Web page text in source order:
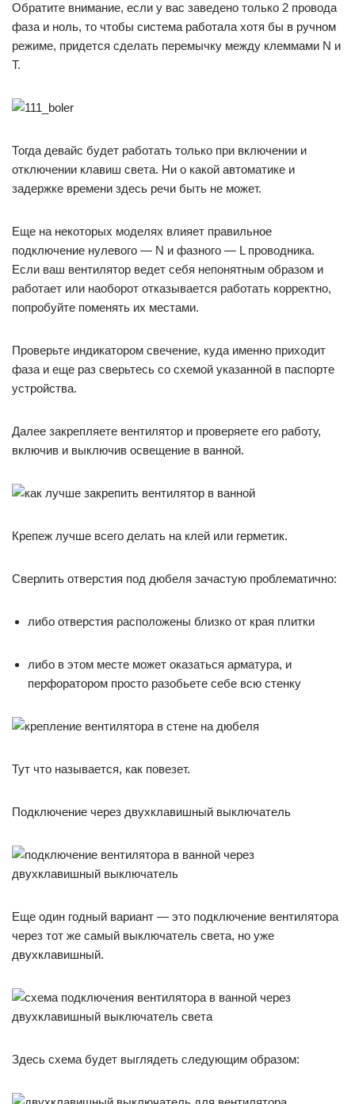
Обратите внимание, если у вас заведено только 2 провода
фаза и ноль, то чтобы система работала хотя бы в ручном
режиме, придется сделать перемычку между клеммами N и
T.
Тогда девайс будет работать только при включении и
отключении клавиш света. Ни о какой автоматике и
задержке времени здесь речи быть не может.
Еще на некоторых моделях влияет правильное
подключение нулевого — N и фазного — L проводника.
Если ваш вентилятор ведет себя непонятным образом и
работает или наоборот отказывается работать корректно,
попробуйте поменять их местами.
Проверьте индикатором свечение, куда именно приходит
фаза и еще раз сверьтесь со схемой указанной в паспорте
устройства.
Далее закрепляете вентилятор и проверяете его работу,
включив и выключив освещение в ванной.
Крепеж лучше всего делать на клей или герметик.
Сверлить отверстия под дюбеля зачастую проблематично:
либо отверстия расположены близко от края плитки
либо в этом месте может оказаться арматура, и
перфоратором просто разобьете себе всю стенку
Тут что называется, как повезет.
Подключение через двухклавишный выключатель
Еще один годный вариант — это подключение вентилятора
через тот же самый выключатель света, но уже
двухклавишный.
Здесь схема будет выглядеть следующим образом: